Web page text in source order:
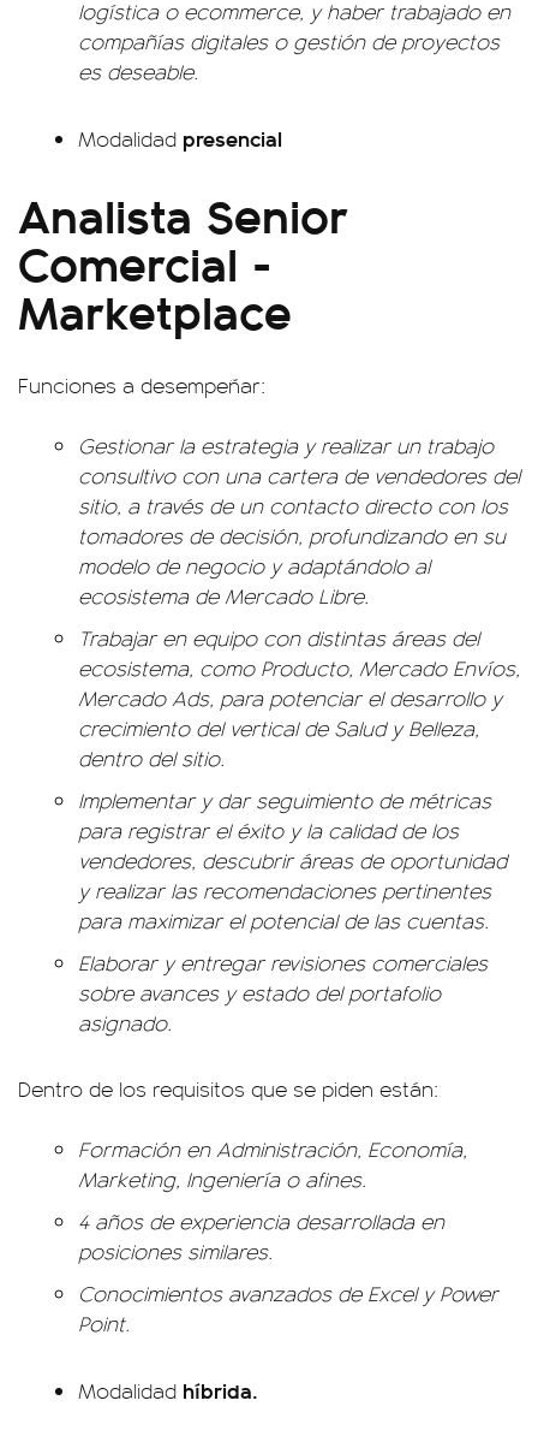
logística o ecommerce, y haber trabajado en
compañías digitales o gestión de proyectos
es deseable.
Modalidad presencial
Analista Senior
Comercial -
Marketplace
Funciones a desempeñar:
Gestionar la estrategia y realizar un trabajo
consultivo con una cartera de vendedores del
sitio, a través de un contacto directo con los
tomadores de decisión, profundizando en su
modelo de negocio y adaptándolo al
ecosistema de Mercado Libre.
Trabajar en equipo con distintas áreas del
ecosistema, como Producto, Mercado Envíos,
Mercado Ads, para potenciar el desarrollo y
crecimiento del vertical de Salud y Belleza,
dentro del sitio.
Implementar y dar seguimiento de métricas
para registrar el éxito y la calidad de los
vendedores, descubrir áreas de oportunidad
y realizar las recomendaciones pertinentes
para maximizar el potencial de las cuentas.
Elaborar y entregar revisiones comerciales
sobre avances y estado del portafolio
asignado.
Dentro de los requisitos que se piden están:
Formación en Administración, Economía,
Marketing, Ingeniería o afines.
4 años de experiencia desarrollada en
posiciones similares.
Conocimientos avanzados de Excel y Power
Point.
Modalidad híbrida.